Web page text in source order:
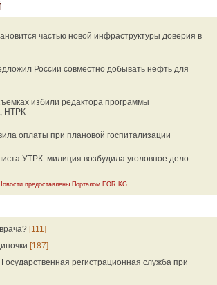
частью новой инфраструктуры доверия в
России совместно добывать нефть для
избили редактора программы
НТРК
оплаты при плановой госпитализации
УТРК: милиция возбудила уголовное дело
предоставлены Порталом FOR.KG
[111]
[187]
регистрационная служба при